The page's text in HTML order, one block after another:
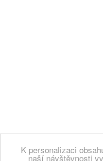
K personalizaci
naší návštěvnosti